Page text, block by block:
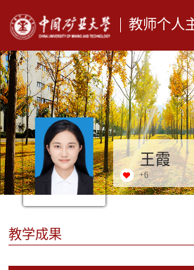
教师个人
王霞
+6
教学成果